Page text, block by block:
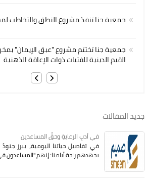
جمعية جنا تنفذ مشروع النطق والتخاطب
جمعية جنا تختتم مشروع "عبق الإيمان"
القيم الدينية للفتيات ذوات الإعاقة الذهنية
جديد المقالات
في أدبِ الرعايةِ وحقِّ المساعدين
في تفاصيل حياتنا اليومية، يبرز
بجهدهم راحة أيامنا؛ إنهم "المساعدون